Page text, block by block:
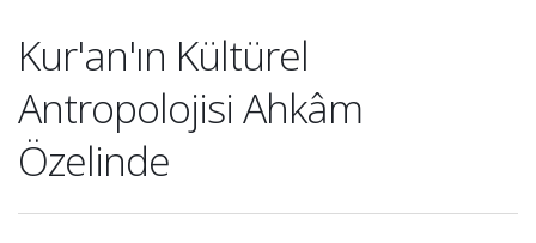
Kur'an'ın Kültürel
Antropolojisi Ahkâm
Özelinde